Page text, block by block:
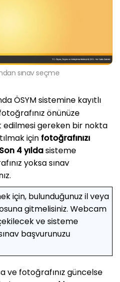
sınav seçme
ÖSYM sistemine kayıtlı
önünüze
gereken bir nokta
için fotoğrafınızı
Son 4 yıldasisteme
yoksa sınav
için, bulunduğunuz il veya
gitmelisiniz. Webcam
ve sisteme
başvurunuzu
ve fotoğrafınız güncelse